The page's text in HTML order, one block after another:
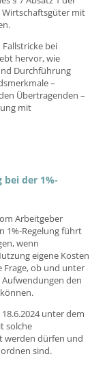
Wirtschaftsgüter mit
bei
hervor, wie
Durchführung
–
Übertragenden –
mit
der 1%-
Arbeitgeber
1%-Regelung führt
wenn
eigene Kosten
Frage, ob und unter
den
unter dem
solche
werden dürfen und
sind.